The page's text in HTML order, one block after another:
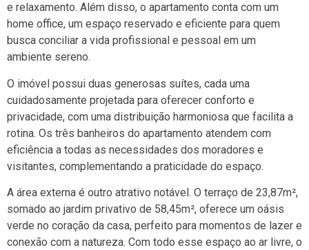
e relaxamento. Além disso, o apartamento conta com um
home office, um espaço reservado e eficiente para quem
busca conciliar a vida profissional e pessoal em um
ambiente sereno.
O imóvel possui duas generosas suítes, cada uma
cuidadosamente projetada para oferecer conforto e
privacidade, com uma distribuição harmoniosa que facilita a
rotina. Os três banheiros do apartamento atendem com
eficiência a todas as necessidades dos moradores e
visitantes, complementando a praticidade do espaço.
A área externa é outro atrativo notável. O terraço de 23,87m²,
somado ao jardim privativo de 58,45m², oferece um oásis
verde no coração da casa, perfeito para momentos de lazer e
conexão com a natureza. Com todo esse espaço ao ar livre, o